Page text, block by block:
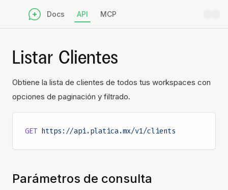
Docs API MCP
Listar Clientes
Obtiene la lista de clientes de todos tus workspaces con
opciones de paginación y filtrado.
GET https://api.platica.mx/v1/clients
Parámetros de consulta